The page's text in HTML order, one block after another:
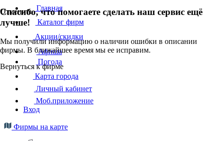
Отменить
Спасибо, что помогаете сделать наш сервис ещё
лучше!
Мы получили информацию о наличии ошибки в описании
фирмы. В ближайшее время мы ее исправим.
Вернуться к фирме
Главная
Каталог фирм
Акции/скидки
Афиша
Погода
Карта города
Личный кабинет
Моб.приложение
Вход
Фирмы на карте